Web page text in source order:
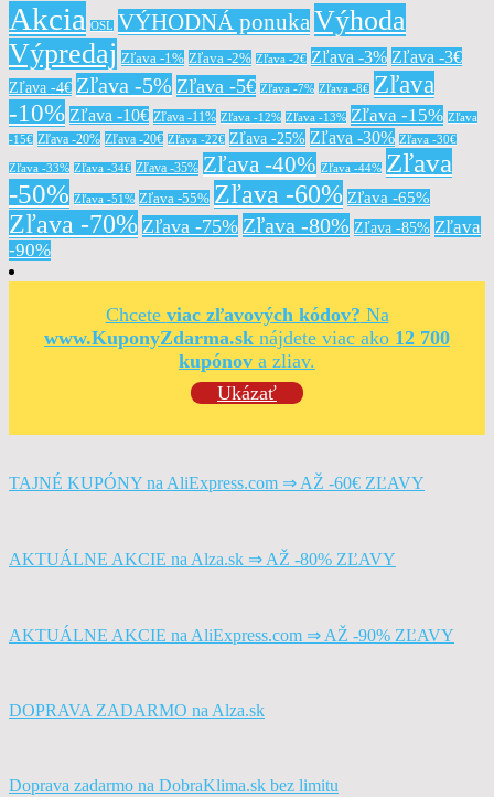
Akcia OSL VÝHODNÁ ponukaVýhoda
Výpredaj Zľava -1% Zľava -2% Zľava -2€ Zľava -3% Zľava -3€
Zľava -4€ Zľava -5% Zľava -5€ Zľava -7% Zľava -8€ Zľava
-10% Zľava -10€ Zľava -11% Zľava -12% Zľava -13% Zľava -15% Zľava
-15€ Zľava -20% Zľava -20€ Zľava -22€ Zľava -25% Zľava -30% Zľava -30€
Zľava -33% Zľava -34€ Zľava -35% Zľava -40% Zľava -44% Zľava
-50% Zľava -51% Zľava -55% Zľava -60% Zľava -65%
Zľava -70% Zľava -75% Zľava -80% Zľava -85% Zľava
-90%
Chcete viac zľavových kódov? Na
www.KuponyZdarma.sk nájdete viac ako 12 700
kupónov a zliav.
Ukázať
TAJNÉ KUPÓNY na AliExpress.com ⇒ AŽ -60€ ZĽAVY
AKTUÁLNE AKCIE na Alza.sk ⇒ AŽ -80% ZĽAVY
AKTUÁLNE AKCIE na AliExpress.com ⇒ AŽ -90% ZĽAVY
DOPRAVA ZADARMO na Alza.sk
Doprava zadarmo na DobraKlima.sk bez limitu